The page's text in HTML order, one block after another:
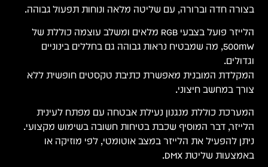
בצורה חדה וברורה, עם שליטה מלאה ונוחות תפעול גבוהה.
הלייזר פועל בצבעי RGB מלאים ומשלב עוצמה כוללת של
500mW, מה שמבטיח נראות גבוהה גם בחללים בינוניים
וגדולים.
המקלדת המובנית מאפשרת כתיבת טקסטים חופשית ללא
צורך במחשב חיצוני.
המערכת כוללת מנגנון נעילת אבטחה עם מפתח לעינית
הלייזר, דבר המוסיף שכבת בטיחות חשובה בשימוש מקצועי.
ניתן להפעיל את הלייזר במצב אוטומטי, לפי מוזיקה או
באמצעות שליטת DMX.